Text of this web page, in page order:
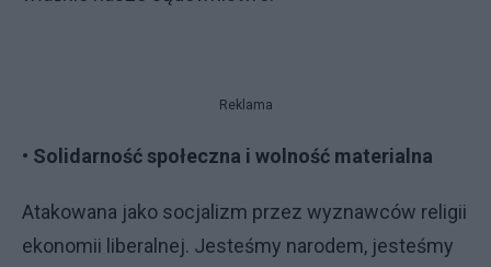
Reklama
• Solidarność społeczna i wolność materialna
Atakowana jako socjalizm przez wyznawców religii
ekonomii liberalnej. Jesteśmy narodem, jesteśmy